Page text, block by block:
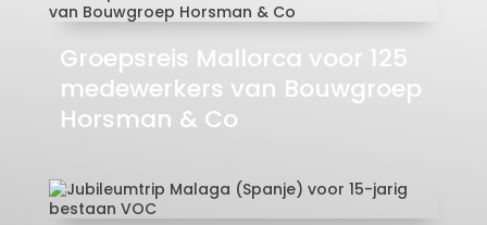
Groepsreis Mallorca voor 125
medewerkers van Bouwgroep
Horsman & Co